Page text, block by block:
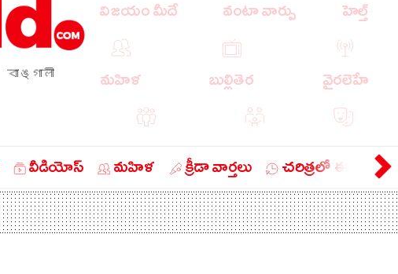
বাঙ্গালী
విజయం మీదే వంటా వార్పు హెల్త్
మహిళ బుల్లితెర వైరలెహే
పాపులర్ వార్తలు
బిజినెస్ ఎడ్యుకేషన్ లైఫ్ స్టైల్
వీడియోస్ మహిళ క్రీడా వార్తలు చరిత్రలో ఈ రోజు